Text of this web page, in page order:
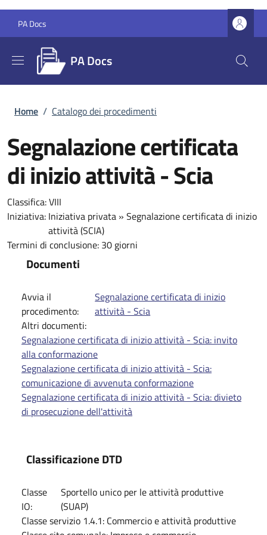
PA Docs
PA Docs
Briciole di pane
Home / Catalogo dei procedimenti
Segnalazione certificata
di inizio attività - Scia
Classifica:VIII
Iniziativa: Iniziativa privata » Segnalazione certificata di inizio
attività (SCIA)
Termini di conclusione: 30 giorni
Documenti
Avvia il
procedimento:
Segnalazione certificata di inizio
attività - Scia
Altri documenti:
Segnalazione certificata di inizio attività - Scia: invito
alla conformazione
Segnalazione certificata di inizio attività - Scia:
comunicazione di avvenuta conformazione
Segnalazione certificata di inizio attività - Scia: divieto
di prosecuzione dell'attività
Classificazione DTD
Classe
IO:
Sportello unico per le attività produttive
(SUAP)
Classe servizio 1.4.1: Commercio e attività produttive